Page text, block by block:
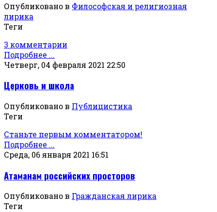
Опубликовано в Философская и религиозная
лирика
Теги
3 комментарии
Подробнее ...
Четверг, 04 февраля 2021 22:50
Церковь и школа
Опубликовано в Публицистика
Теги
Станьте первым комментатором!
Подробнее ...
Среда, 06 января 2021 16:51
Атаманам российских просторов
Опубликовано в Гражданская лирика
Теги